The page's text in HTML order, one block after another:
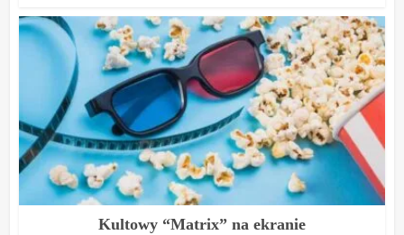
Kultowy “Matrix” na ekranie